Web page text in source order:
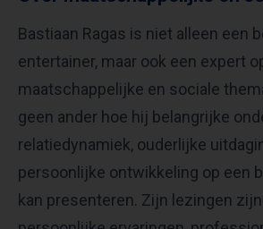
Bastiaan Ragas is niet alleen een
entertainer, maar ook een expert
maatschappelijke en sociale
geen ander hoe hij belangrijke
relatiedynamiek, ouderlijke
persoonlijke ontwikkeling op een
kan presenteren. Zijn lezingen